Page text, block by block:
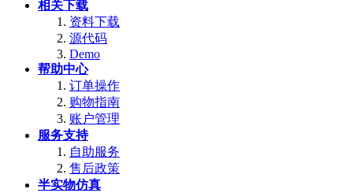
相关下载
资料下载
源代码
Demo
帮助中心
订单操作
购物指南
账户管理
服务支持
自助服务
售后政策
半实物仿真